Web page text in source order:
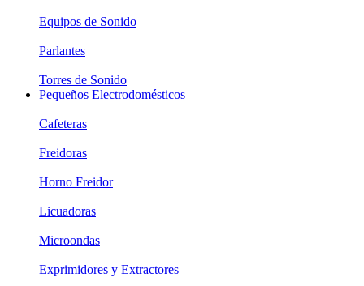
Equipos de Sonido
Parlantes
Torres de Sonido
Pequeños Electrodomésticos
Cafeteras
Freidoras
Horno Freidor
Licuadoras
Microondas
Exprimidores y Extractores